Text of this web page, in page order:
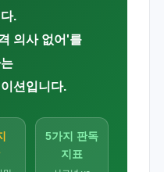
.
의사 없어'를
션입니다.
5가지 판독
지표